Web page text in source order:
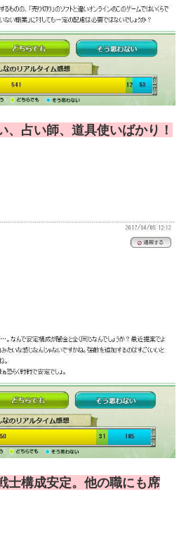
、占い師、道具使いばかり！
士構成安定。他の職にも席